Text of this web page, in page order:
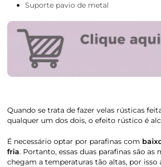
Suporte pavio de metal
Quando se trata de fazer velas rústicas
qualquer um dos dois, o efeito rústico é
É necessário optar por parafinas com
fria. Portanto, essas duas parafinas são
chegam a temperaturas tão altas, por